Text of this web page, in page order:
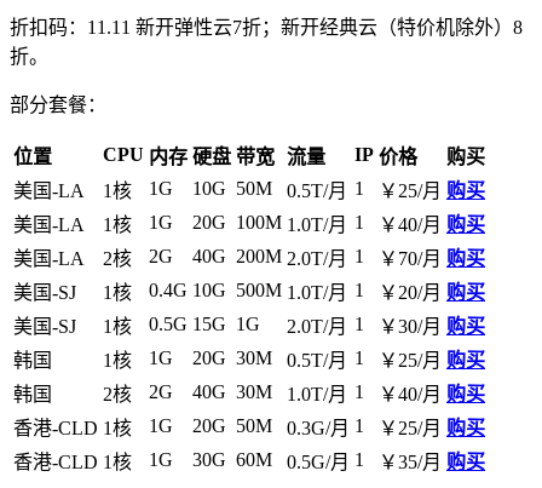
折扣码： 11.11 新开弹性云7折；新开经典云（特价机除外）8
折。
部分套餐：
位置 CPU 内存 硬盘 带宽 流量 IP 价格
购买
美国-LA
1核 1G 10G 50M 0.5T/月 1 ￥25/月 购买
美国-LA
1核 1G 20G 100M 1.0T/月 1 ￥40/月 购买
美国-LA
2核 2G 40G 200M 2.0T/月 1 ￥70/月 购买
美国-SJ
1核 0.4G 10G 500M 1.0T/月 1 ￥20/月 购买
美国-SJ
1核 0.5G 15G 1G 2.0T/月 1 ￥30/月 购买
韩国
1核 1G 20G 30M 0.5T/月 1 ￥25/月 购买
韩国
2核 2G 40G 30M 1.0T/月 1 ￥40/月 购买
香港-CLD 1核 1G 20G 50M 0.3G/月 1 ￥25/月 购买
香港-CLD 1核 1G 30G 60M 0.5G/月 1 ￥35/月 购买